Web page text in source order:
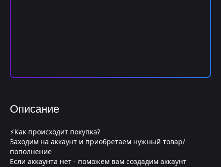
Описание
⚡Как происходит покупка?
Заходим на аккаунт и приобретаем нужный товар/
пополнение
Если аккаунта нет - поможем вам создадим аккаунт